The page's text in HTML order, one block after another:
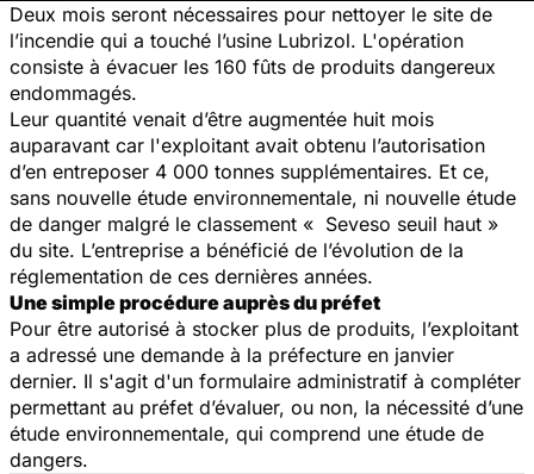
Deux mois seront nécessaires pour nettoyer le site de
l’incendie qui a touché l’usine Lubrizol. L'opération
consiste à évacuer les 160 fûts de produits dangereux
endommagés.
Leur quantité venait d’être augmentée huit mois
auparavant car l'exploitant avait obtenu l’autorisation
d’en entreposer 4 000 tonnes supplémentaires. Et ce,
sans nouvelle étude environnementale, ni nouvelle étude
de danger malgré le classement « Seveso seuil haut »
du site. L’entreprise a bénéficié de l’évolution de la
réglementation de ces dernières années.
Une simple procédure auprès du préfet
Pour être autorisé à stocker plus de produits, l’exploitant
a adressé une demande à la préfecture en janvier
dernier. Il s'agit d'un formulaire administratif à compléter
permettant au préfet d’évaluer, ou non, la nécessité d’une
étude environnementale, qui comprend une étude de
dangers.